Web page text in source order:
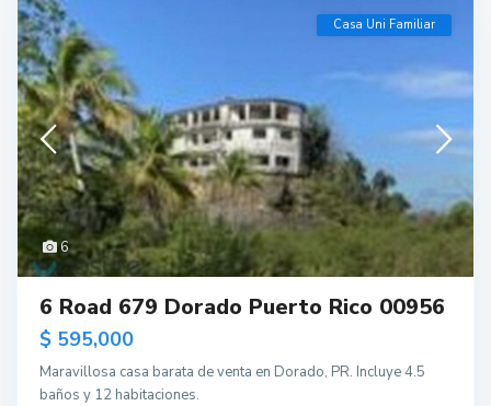
6
Casa Uni Familiar
6 Road 679 Dorado Puerto Rico 00956
$ 595,000
Maravillosa casa barata de venta en Dorado, PR. Incluye 4.5
baños y 12 habitaciones.